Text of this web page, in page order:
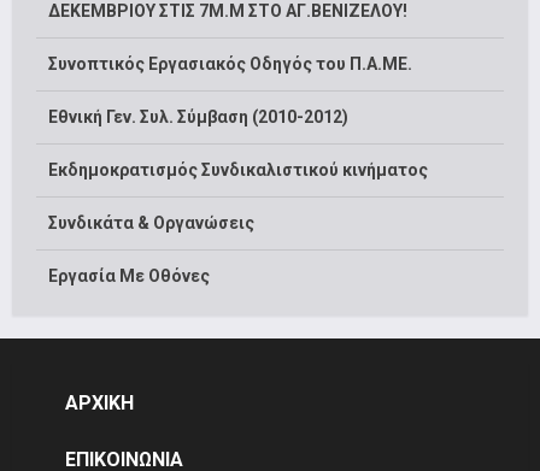
ΔΕΚΕΜΒΡΙΟΥ ΣΤΙΣ 7Μ.Μ ΣΤΟ ΑΓ.ΒΕΝΙΖΕΛΟΥ!
Συνοπτικός Εργασιακός Οδηγός του Π.Α.ΜΕ.
Εθνική Γεν. Συλ. Σύμβαση (2010-2012)
Εκδημοκρατισμός Συνδικαλιστικού κινήματος
Συνδικάτα & Οργανώσεις
Εργασία Με Οθόνες
ΑΡΧΙΚΗ
ΕΠΙΚΟΙΝΩΝΙΑ